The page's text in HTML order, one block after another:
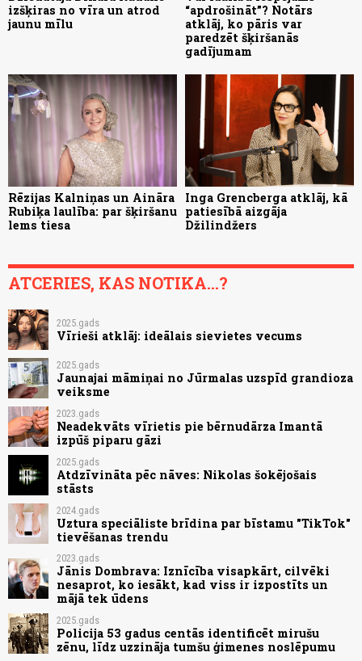
izšķiras no vīra un atrod
jaunu mīlu
“apdrošināt”? Notārs
atklāj, ko pāris var
paredzēt šķiršanās
gadījumam
Rēzijas Kalniņas un Aināra
Rubiķa laulība: par šķiršanu
lems tiesa
Inga Grencberga atklāj, kā
patiesībā aizgāja
Džilindžers
ATCERIES, KAS NOTIKA...?
2025.gads
Vīrieši atklāj: ideālais sievietes vecums
2025.gads
Jaunajai māmiņai no Jūrmalas uzspīd grandioza
veiksme
2023.gads
Neadekvāts vīrietis pie bērnudārza Imantā
izpūš piparu gāzi
2025.gads
Atdzīvināta pēc nāves: Nikolas šokējošais
stāsts
2024.gads
Uztura speciāliste brīdina par bīstamu "TikTok"
tievēšanas trendu
2023.gads
Jānis Dombrava: Iznīcība visapkārt, cilvēki
nesaprot, ko iesākt, kad viss ir izpostīts un
mājā tek ūdens
2025.gads
Policija 53 gadus centās identificēt mirušu
zēnu, līdz uzzināja tumšu ģimenes noslēpumu